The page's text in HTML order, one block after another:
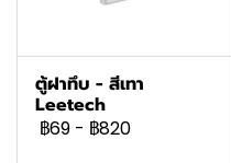
ตู้ฝาทึบ - สีเทา
Leetech
฿69 - ฿820